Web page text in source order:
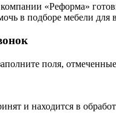
«Реформа»
в подборе мебели для
поля,
и находится в